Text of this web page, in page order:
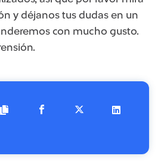
y déjanos tus dudas en un
con mucho gusto.